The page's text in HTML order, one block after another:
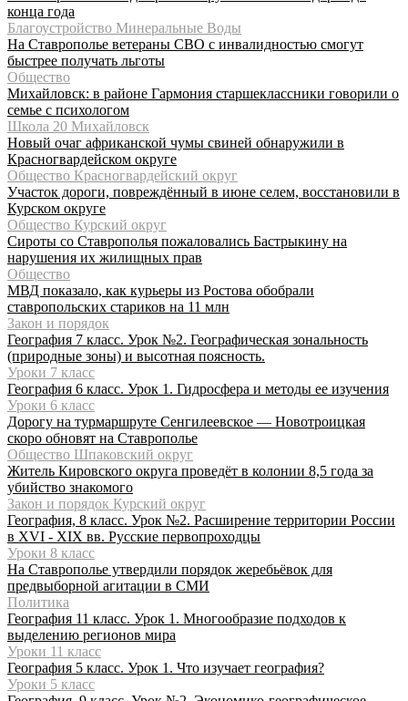
конца года
Благоустройство Минеральные Воды
На Ставрополье ветераны СВО с инвалидностью смогут
быстрее получать льготы
Общество
Михайловск: в районе Гармония старшеклассники говорили о
семье с психологом
Школа 20 Михайловск
Новый очаг африканской чумы свиней обнаружили в
Красногвардейском округе
Общество Красногвардейский округ
Участок дороги, повреждённый в июне селем, восстановили в
Курском округе
Общество Курский округ
Сироты со Ставрополья пожаловались Бастрыкину на
нарушения их жилищных прав
Общество
МВД показало, как курьеры из Ростова обобрали
ставропольских стариков на 11 млн
Закон и порядок
География 7 класс. Урок №2. Географическая зональность
(природные зоны) и высотная поясность.
Уроки 7 класс
География 6 класс. Урок 1. Гидросфера и методы ее изучения
Уроки 6 класс
Дорогу на турмаршруте Сенгилеевское — Новотроицкая
скоро обновят на Ставрополье
Общество Шпаковский округ
Житель Кировского округа проведёт в колонии 8,5 года за
убийство знакомого
Закон и порядок Курский округ
География, 8 класс. Урок №2. Расширение территории России
в XVI - XIX вв. Русские первопроходцы
Уроки 8 класс
На Ставрополье утвердили порядок жеребьёвок для
предвыборной агитации в СМИ
Политика
География 11 класс. Урок 1. Многообразие подходов к
выделению регионов мира
Уроки 11 класс
География 5 класс. Урок 1. Что изучает география?
Уроки 5 класс